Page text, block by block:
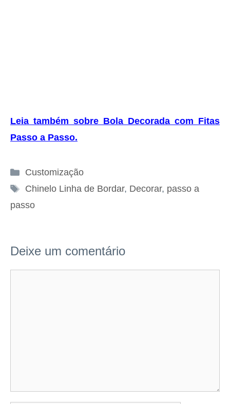
Leia também sobre Bola Decorada com Fitas
Passo a Passo.
Categorias
Customização
Tags
Chinelo Linha de Bordar, Decorar, passo a
passo
Deixe um comentário